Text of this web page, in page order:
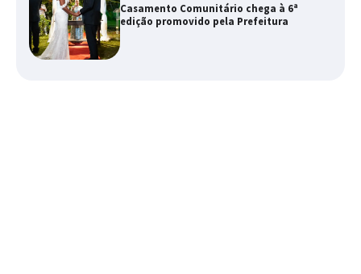
Casamento Comunitário chega à 6ª
edição promovido pela Prefeitura